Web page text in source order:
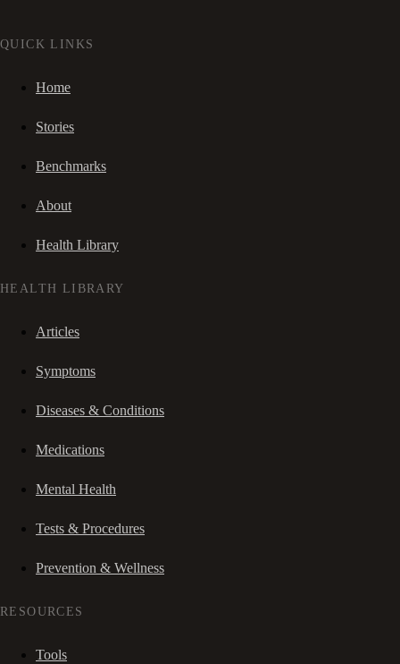
QUICK LINKS
Home
Stories
Benchmarks
About
Health Library
HEALTH LIBRARY
Articles
Symptoms
Diseases & Conditions
Medications
Mental Health
Tests & Procedures
Prevention & Wellness
RESOURCES
Tools